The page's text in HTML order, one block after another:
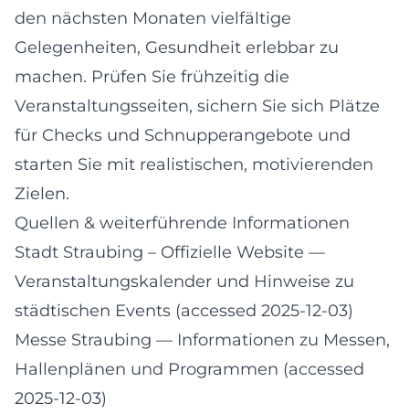
den nächsten Monaten vielfältige
Gelegenheiten, Gesundheit erlebbar zu
machen. Prüfen Sie frühzeitig die
Veranstaltungsseiten, sichern Sie sich Plätze
für Checks und Schnupperangebote und
starten Sie mit realistischen, motivierenden
Zielen.
Quellen & weiterführende Informationen
Stadt Straubing – Offizielle Website —
Veranstaltungskalender und Hinweise zu
städtischen Events (accessed 2025-12-03)
Messe Straubing — Informationen zu Messen,
Hallenplänen und Programmen (accessed
2025-12-03)